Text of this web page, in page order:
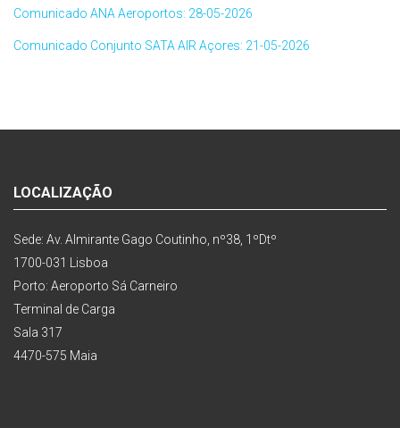
Comunicado ANA Aeroportos: 28-05-2026
Comunicado Conjunto SATA AIR Açores: 21-05-2026
LOCALIZAÇÃO
Sede: Av. Almirante Gago Coutinho, nº38, 1ºDtº
1700-031 Lisboa
Porto: Aeroporto Sá Carneiro
Terminal de Carga
Sala 317
4470-575 Maia